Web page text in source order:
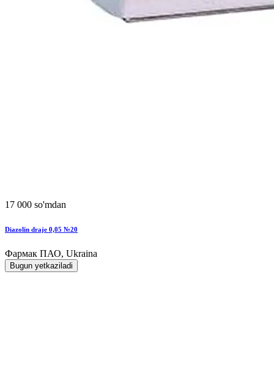
17 000 so'mdan
Diazolin draje 0,05 №20
Фармак ПАО, Ukraina
Bugun yetkaziladi